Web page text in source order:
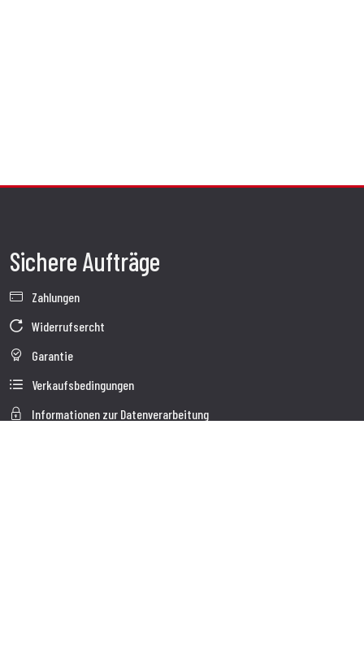
Sichere Aufträge
Zahlungen
Widerrufsercht
Garantie
Verkaufsbedingungen
Informationen zur Datenverarbeitung